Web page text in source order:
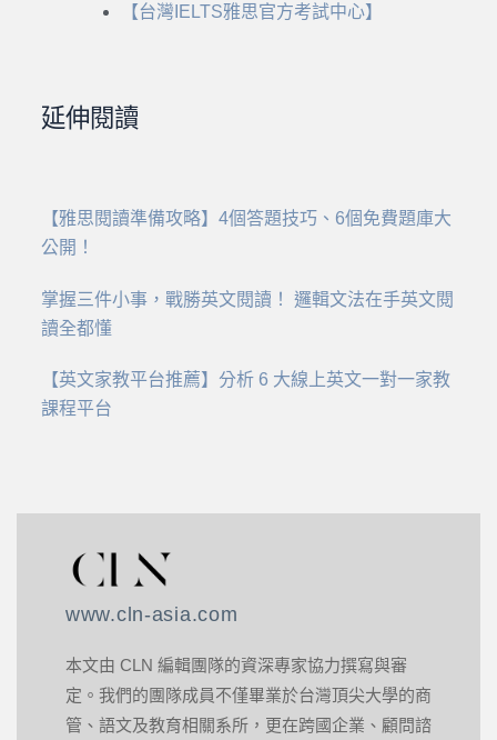
【台灣IELTS雅思官方考試中心】
延伸閱讀
【雅思閱讀準備攻略】4個答題技巧、6個免費題庫大
公開！
掌握三件小事，戰勝英文閱讀！ 邏輯文法在手英文閱
讀全都懂
【英文家教平台推薦】分析 6 大線上英文一對一家教
課程平台
www.cln-asia.com
本文由 CLN 編輯團隊的資深專家協力撰寫與審
定。我們的團隊成員不僅畢業於台灣頂尖大學的商
管、語文及教育相關系所，更在跨國企業、顧問諮